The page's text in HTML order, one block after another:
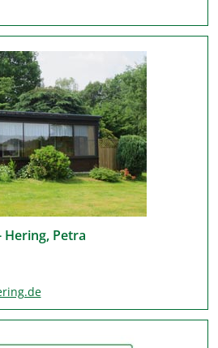
Hering, Petra